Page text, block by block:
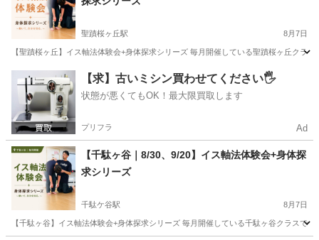
聖蹟桜ヶ丘駅 8月7日
【聖蹟桜ヶ丘】イス軸法体験会+身体探求シリーズ 毎月開催している聖蹟桜ヶ丘クラ
東京 多摩市 聖蹟桜ヶ丘駅 体操 クラス
【求】古いミシン買わせてください🖐️
状態が悪くてもOK！最大限買取します
プリフラ Ad
【千駄ヶ谷｜8/30、9/20】イス軸法体験会+身体探
求シリーズ
千駄ケ谷駅 8月7日
【千駄ヶ谷】イス軸法体験会+身体探求シリーズ 毎月開催している千駄ヶ谷クラスで